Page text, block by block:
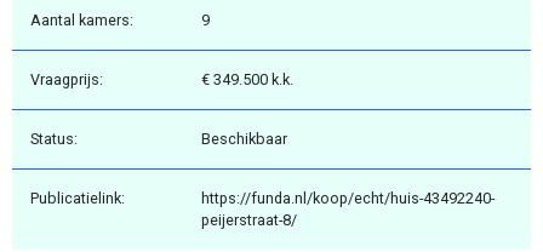
Aantal kamers: 9
Vraagprijs: € 349.500 k.k.
Status: Beschikbaar
Publicatielink:
https://funda.nl/koop/echt/huis-43492240-
peijerstraat-8/